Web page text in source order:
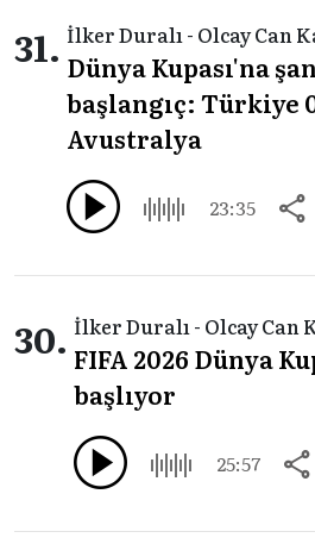
31. İlker Duralı - Olcay Can
Dünya Kupası'na
başlangıç: Türkiye
Avustralya
23:35
30. İlker Duralı - Olcay Can
FIFA 2026 Dünya
başlıyor
25:57